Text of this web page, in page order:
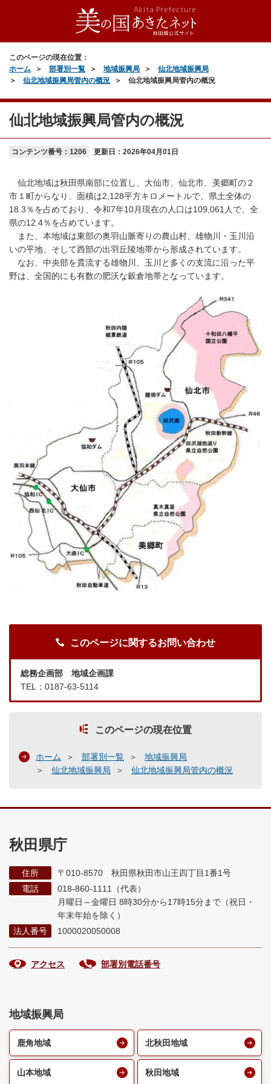
このページの現在位置：
ホーム
部署別一覧 地域振興局
仙北地域振興局
仙北地域振興局管内の概況
仙北地域振興局管内の概況
仙北地域振興局管内の概況
コンテンツ番号：1206 更新日： 2026年04月01日
仙北地域は秋田県南部に位置し、大仙市、仙北市、美郷町の２
市１町からなり、面積は2 128平方キロメートルで、県土全体の
18.3％を占めており、令和7年10月現在の人口は109,061人で、全
県の12.4％を占めています。
また、本地域は東部の奥羽山脈寄りの農山村、雄物川・玉川沿
いの平地、そして西部の出羽丘陵地帯から形成されています。
なお、中央部を貫流する雄物川、玉川と多くの支流に沿った平
野は、全国的にも有数の肥沃な穀倉地帯となっています。
このページに関するお問い合わせ
総務企画部 地域企画課
TEL：0187-63-5114
このページの現在位置
ホーム 部署別一覧
地域振興局
仙北地域振興局
仙北地域振興局管内の概況
秋田県庁
住所
〒010-8570 秋田県秋田市山王四丁目1番1号
電話
018-860-1111（代表）
月曜日～金曜日 8時30分から17時15分まで （祝日・
年末年始を除く）
法人番号
1000020050008
アクセス 部署別電話番号
地域振興局
鹿角地域 北秋田地域
山本地域 秋田地域